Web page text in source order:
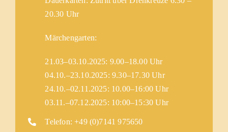
20.30 Uhr
Märchengarten:
21.03–03.10.2025: 9.00–18.00 Uhr
04.10.–23.10.2025: 9.30–17.30 Uhr
24.10.–02.11.2025: 10.00–16:00 Uhr
03.11.–07.12.2025: 10:00–15:30 Uhr
Telefon: +49 (0)7141 975650